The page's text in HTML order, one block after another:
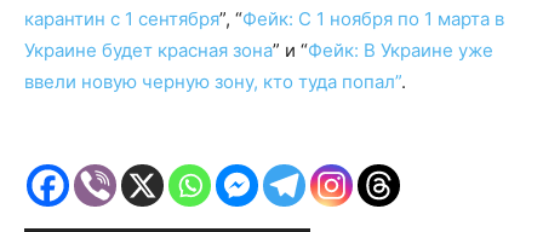
карантин с 1 сентября”, “Фейк: С 1 ноября по 1 марта в
Украине будет красная зона” и “Фейк: В Украине уже
ввели новую черную зону, кто туда попал”.